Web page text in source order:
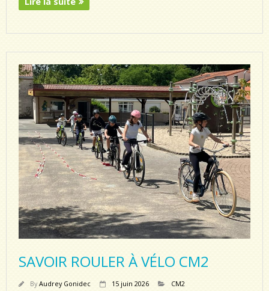
SAVOIR ROULER À VÉLO CM2
ByAudrey Gonidec 15 juin 2026 CM2